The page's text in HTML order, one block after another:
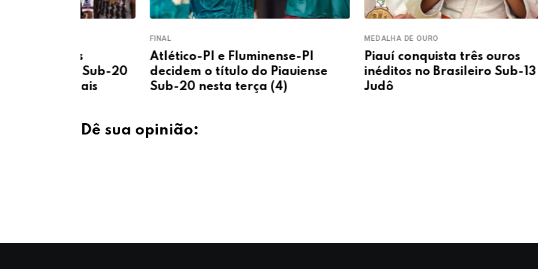
Atlético-PI e Fluminense-PI
decidem o título do Piauiense
Sub-20 nesta terça (4)
MEDALHA DE OURO
Piauí conquista três ouros
inéditos no Brasileiro Sub-13 de
A2
Dê sua opinião: